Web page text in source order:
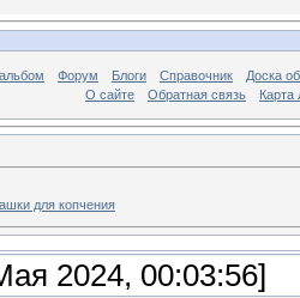
Форум Блоги Справочник
Доска
О сайте
Обратная связь Карта
для копчения
2024, 00:03:56]